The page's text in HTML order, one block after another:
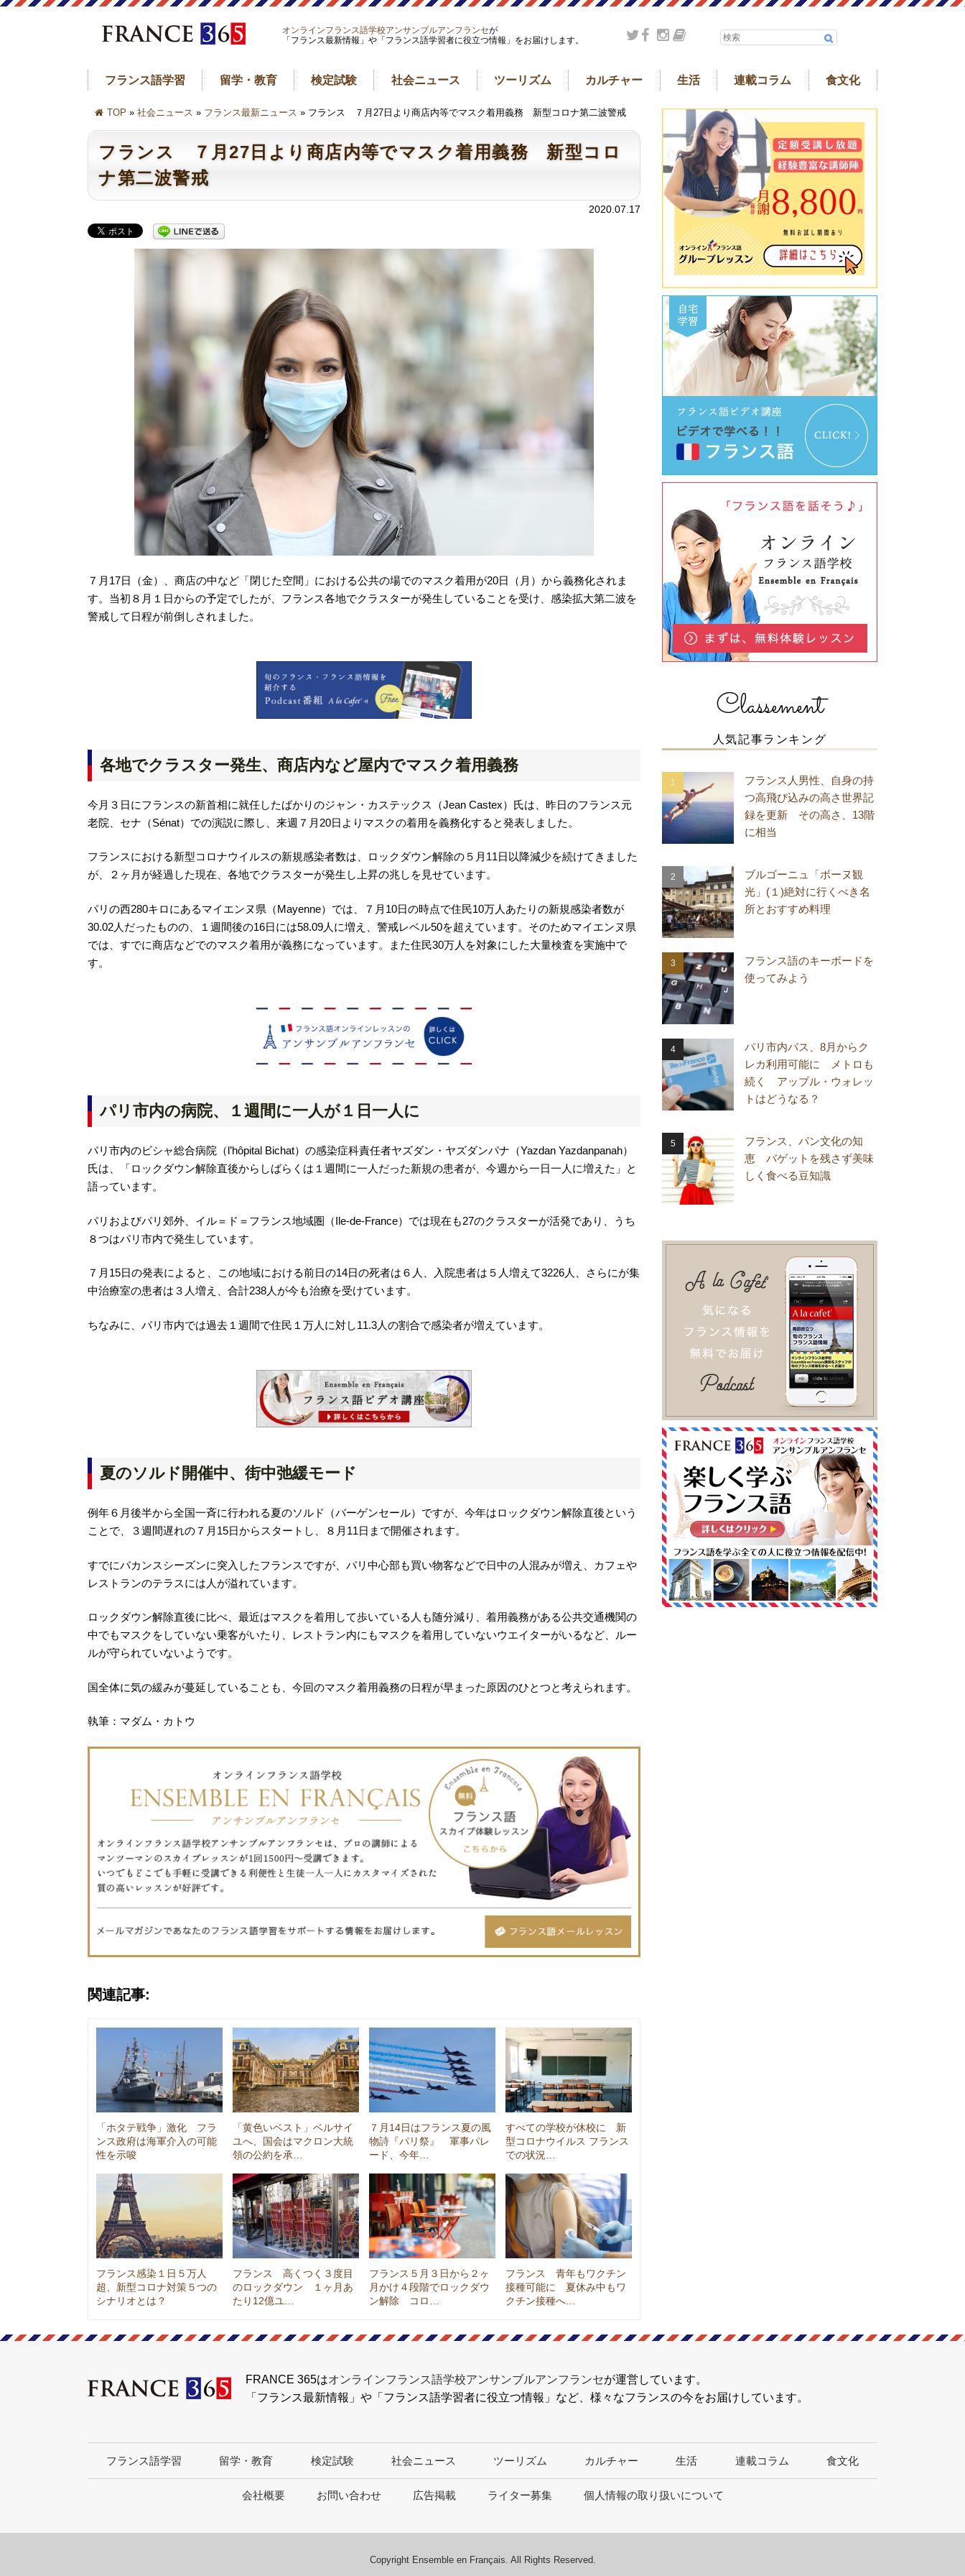
オンラインフランス語学校アンサンブルアンフランセが
「フランス最新情報」や「フランス語学習者に役立つ情報」をお届けします。
フランス語学習 留学・教育 検定試験 社会ニュース ツーリズム カルチャー 生活 連載コラム 食文化
TOP » 社会ニュース » フランス最新ニュース » フランス ７月27日より商店内等でマスク着用義務 新型コロナ第二波警戒
フランス ７月27日より商店内等でマスク着用義務 新型コロ
ナ第二波警戒
2020.07.17
７月17日（金）、商店の中など「閉じた空間」における公共の場でのマスク着用が20日（月）から義務化されま
す。当初８月１日からの予定でしたが、フランス各地でクラスターが発生していることを受け、感染拡大第二波を
警戒して日程が前倒しされました。
各地でクラスター発生、商店内など屋内でマスク着用義務
今月３日にフランスの新首相に就任したばかりのジャン・カステックス（Jean Castex）氏は、昨日のフランス元
老院、セナ（Sénat）での演説に際し、来週７月20日よりマスクの着用を義務化すると発表しました。
フランスにおける新型コロナウイルスの新規感染者数は、ロックダウン解除の５月11日以降減少を続けてきました
が、２ヶ月が経過した現在、各地でクラスターが発生し上昇の兆しを見せています。
パリの西280キロにあるマイエンヌ県（Mayenne）では、７月10日の時点で住民10万人あたりの新規感染者数が
30.02人だったものの、１週間後の16日には58.09人に増え、警戒レベル50を超えています。そのためマイエンヌ県
では、すでに商店などでのマスク着用が義務になっています。また住民30万人を対象にした大量検査を実施中で
す。
パリ市内の病院、１週間に一人が１日一人に
パリ市内のビシャ総合病院（l’hôpital Bichat）の感染症科責任者ヤズダン・ヤズダンパナ（Yazdan Yazdanpanah）
氏は、「ロックダウン解除直後からしばらくは１週間に一人だった新規の患者が、今週から一日一人に増えた」と
語っています。
パリおよびパリ郊外、イル＝ド＝フランス地域圏（Ile-de-France）では現在も27のクラスターが活発であり、うち
８つはパリ市内で発生しています。
７月15日の発表によると、この地域における前日の14日の死者は６人、入院患者は５人増えて3226人、さらにが集
中治療室の患者は３人増え、合計238人が今も治療を受けています。
ちなみに、パリ市内では過去１週間で住民１万人に対し11.3人の割合で感染者が増えています。
夏のソルド開催中、街中弛緩モード
例年６月後半から全国一斉に行われる夏のソルド（バーゲンセール）ですが、今年はロックダウン解除直後という
ことで、３週間遅れの７月15日からスタートし、８月11日まで開催されます。
すでにバカンスシーズンに突入したフランスですが、パリ中心部も買い物客などで日中の人混みが増え、カフェや
レストランのテラスには人が溢れています。
ロックダウン解除直後に比べ、最近はマスクを着用して歩いている人も随分減り、着用義務がある公共交通機関の
中でもマスクをしていない乗客がいたり、レストラン内にもマスクを着用していないウエイターがいるなど、ルー
ルが守られていないようです。
国全体に気の緩みが蔓延していることも、今回のマスク着用義務の日程が早まった原因のひとつと考えられます。
執筆：マダム・カトウ
関連記事:
「ホタテ戦争」激化 フラ
ンス政府は海軍介入の可能
性を示唆
「黄色いベスト」ベルサイ
ユへ、国会はマクロン大統
領の公約を承…
７月14日はフランス夏の風
物詩『パリ祭』 軍事パレ
ード、今年…
すべての学校が休校に 新
型コロナウイルス フランス
での状況…
フランス感染１日５万人
超、新型コロナ対策５つの
シナリオとは？
フランス 高くつく３度目
のロックダウン １ヶ月あ
たり12億ユ…
フランス５月３日から２ヶ
月かけ４段階でロックダウ
ン解除 コロ…
フランス 青年もワクチン
接種可能に 夏休み中もワ
クチン接種へ…
Classement
人気記事ランキング
フランス人男性、自身の持
つ高飛び込みの高さ世界記
録を更新 その高さ、13階
に相当
ブルゴーニュ「ボーヌ観
光」(１)絶対に行くべき名
所とおすすめ料理
フランス語のキーボードを
使ってみよう
パリ市内バス、8月からク
レカ利用可能に メトロも
続く アップル・ウォレッ
トはどうなる？
フランス、パン文化の知
恵 バゲットを残さず美味
しく食べる豆知識
FRANCE 365はオンラインフランス語学校アンサンブルアンフランセが運営しています。
「フランス最新情報」や「フランス語学習者に役立つ情報」など、様々なフランスの今をお届けしています。
フランス語学習 留学・教育 検定試験 社会ニュース ツーリズム カルチャー 生活 連載コラム 食文化
会社概要 お問い合わせ 広告掲載 ライター募集 個人情報の取り扱いについて
Copyright Ensemble en Français. All Rights Reserved.